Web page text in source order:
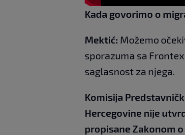
Kada govorimo o
Mektić: Možemo
sporazuma sa
saglasnost za njega.
Komisija
Hercegovine nije
propisane Zakonom